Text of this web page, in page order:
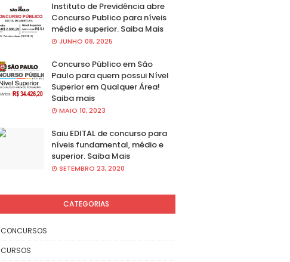
Instituto de Previdência abre
Concurso Publico para níveis
médio e superior. Saiba Mais
JUNHO 08, 2025
Concurso Público em São
Paulo para quem possui Nível
Superior em Qualquer Área!
Saiba mais
MAIO 10, 2023
Saiu EDITAL de concurso para
níveis fundamental, médio e
superior. Saiba Mais
SETEMBRO 23, 2020
CATEGORIAS
CONCURSOS
CURSOS